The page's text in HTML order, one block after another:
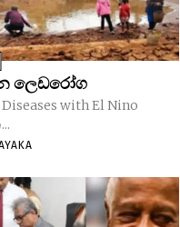
ලෙඩරෝග
with El Nino